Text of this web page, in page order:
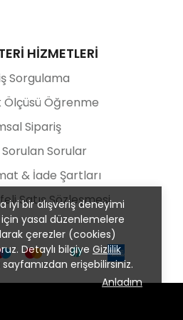
iyi bir alışveriş deneyimi
yasal düzenlemelere
çerezler (cookies)
Detaylı bilgiye Gizlilik
sayfamızdan erişebilirsiniz.
Anladım
HİZMETLERİ
Sorgulama
Ölçüsü Öğrenme
Sipariş
Sorulan Sorular
& İade Şartları
Satış Sözleşmesi